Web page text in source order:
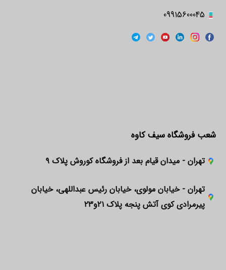
09915600045
شعب فروشگاه سیف کاوه
تهران - میدان قیام بعد از فروشگاه کوروش پلاک ۹
تهران - خیابان مولوی، خیابان رئیس عبداللهی، خیابان
پیرمرادی کوی آتش پنجه پلاک ۲۱و۲۳